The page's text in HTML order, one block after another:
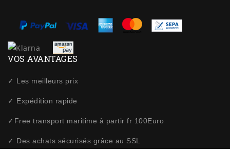
VOS AVANTAGES
✓ Les meilleurs prix
✓ Expédition rapide
✓Free transport maritime à partir fr 100Euro
✓ Des achats sécurisés grâce au SSL